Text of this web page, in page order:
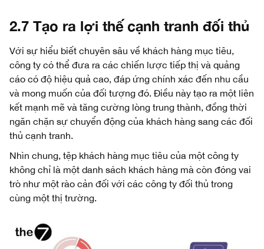
2.7 Tạo ra lợi thế cạnh tranh đối thủ
Với sự hiểu biết chuyên sâu về khách hàng mục tiêu,
công ty có thể đưa ra các chiến lược tiếp thị và quảng
cáo có độ hiệu quả cao, đáp ứng chính xác đến nhu cầu
và mong muốn của đối tượng đó. Điều này tạo ra một liên
kết mạnh mẽ và tăng cường lòng trung thành, đồng thời
ngăn chặn sự chuyển động của khách hàng sang các đối
thủ cạnh tranh.
Nhìn chung, tệp khách hàng mục tiêu của một công ty
không chỉ là một danh sách khách hàng mà còn đóng vai
trò như một rào cản đối với các công ty đối thủ trong
cùng một thị trường.